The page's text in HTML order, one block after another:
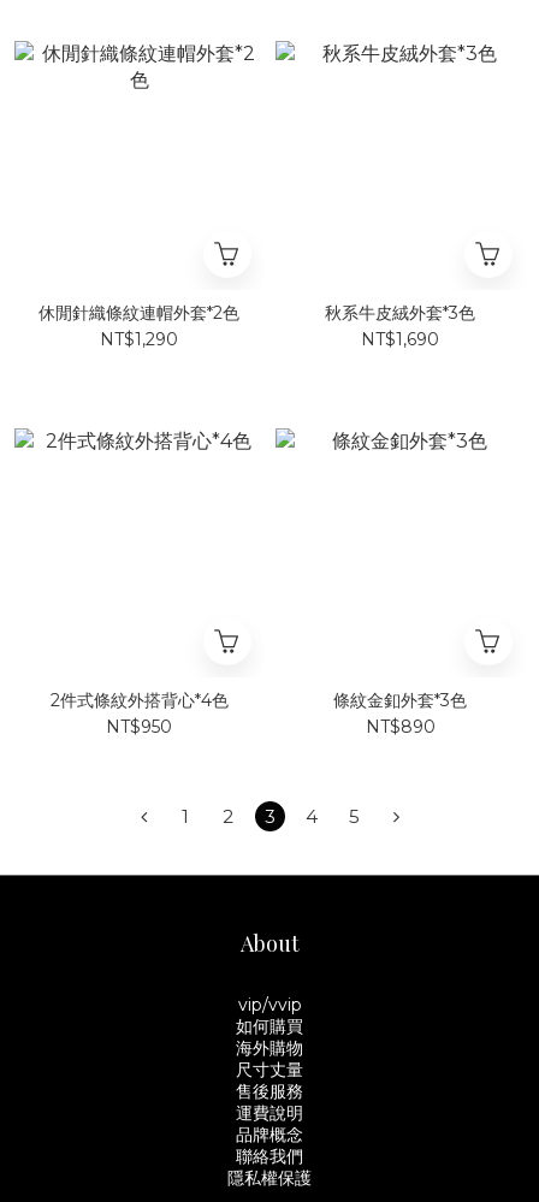
休閒針織條紋連帽外套*2色
NT$1,290
秋系牛皮絨外套*3色
NT$1,690
2件式條紋外搭背心*4色
NT$950
條紋金釦外套*3色
NT$890
1 2 3 4 5
About
vip/vvip
如何購買
海外購物
尺寸丈量
售後服務
運費說明
品牌概念
聯絡我們
隱私權保護